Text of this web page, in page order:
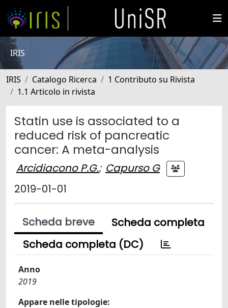
IRIS
IRIS Catalogo Ricerca
1 Contributo su Rivista
1.1 Articolo in rivista
Statin use is associated to a
reduced risk of pancreatic
cancer: A meta-analysis
Arcidiacono P.G.; Capurso G
2019-01-01
Scheda breve
Scheda completa
Scheda completa (DC)
Anno
2019
Appare nelle tipologie: